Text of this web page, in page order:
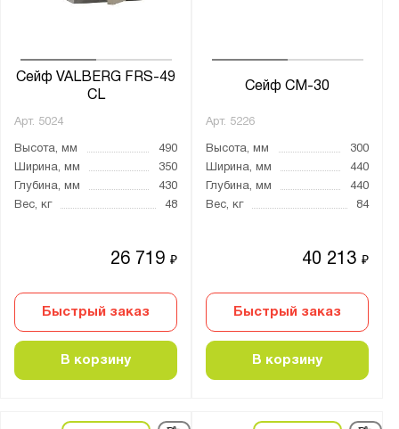
Сейф VALBERG FRS-49
CL
Арт. 5024
Высота, мм
490
Ширина, мм
350
Глубина, мм
430
Вес, кг
48
26 719₽
Быстрый заказ
В корзину
Сейф СМ-30
Арт. 5226
Высота, мм
300
Ширина, мм
440
Глубина, мм
440
Вес, кг
84
40 213₽
Быстрый заказ
В корзину
Меткон
ПАКС-Металл
Промет
Бренд:
Burgas